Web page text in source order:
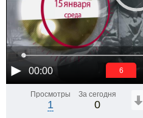
00:00 6
Просмотры
1
За сегодня
0